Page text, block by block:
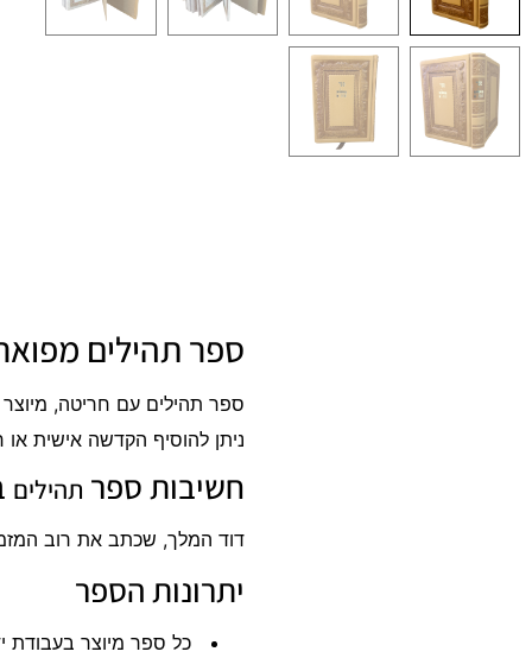
ספר תהילים
ספר תהילים עם חריטה,
ניתן להוסיף הקדשה אישית
חשיבות ספר תהילים
דוד המלך, שכתב את רוב
יתרונות הספר
כל ספר מיוצר בעבודת